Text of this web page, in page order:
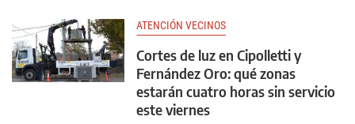
ATENCIÓN VECINOS
Cortes de luz en Cipolletti y
Fernández Oro: qué zonas
estarán cuatro horas sin servicio
este viernes